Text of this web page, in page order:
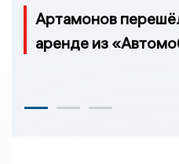
Артамонов
аренде из